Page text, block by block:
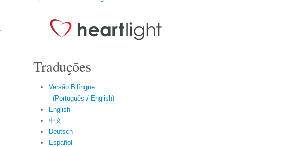
Traduções
Versão Bilíngüe:
(Português / English)
English
中文
Deutsch
Español